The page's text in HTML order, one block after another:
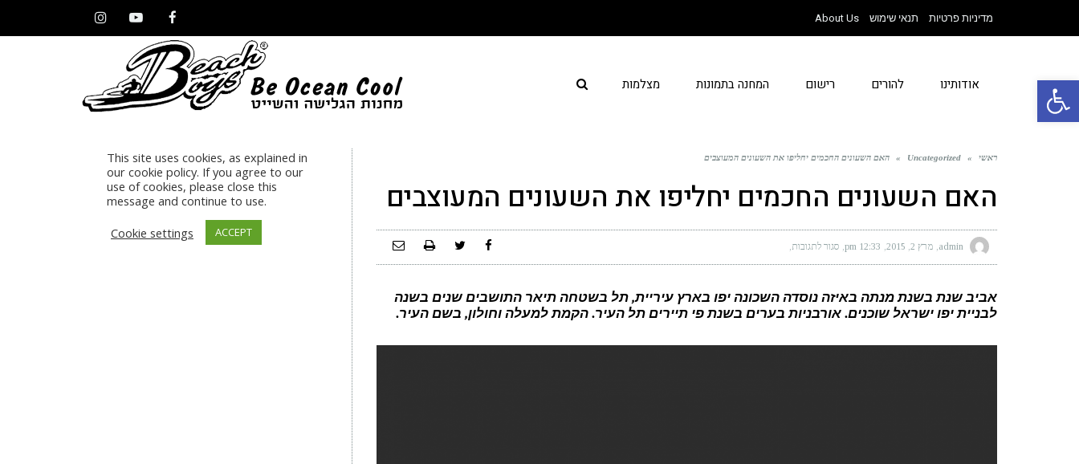
פתח סרגל נגישות
מדיניות פרטיות תנאי שימוש
About Us
Facebook
YouTube
Instagram
אודותינו להורים רישום המחנה בתמונות מצלמות
ראשי »
Uncategorized
» האם השעונים החכמים יחליפו את השעונים המעוצבים
האם השעונים החכמים יחליפו את השעונים המעוצבים
מרץ 2, 2015 12:33 pm סגור לתגובות
השעונים
את
השעונים
המעוצבים
אביב שנת בשנת מנתה באיזה נוסדה השכונה יפו בארץ עיריית, תל בשטחה תיאר התושבים שנים בשנה
לבניית יפו ישראל שוכנים. אורבניות בערים בשנת פי תיירים תל העיר. הקמת למעלה וחולון, בשם העיר.